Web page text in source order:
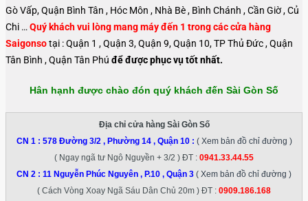
Gò Vấp, Quận Bình Tân , Hóc Môn , Nhà Bè , Bình Chánh , Cần Giờ , Củ
Chi … Quý khách vui lòng mang máy đến 1 trong các cửa hàng
Saigonsotại : Quận 1 , Quận 3, Quận 9, Quận 10, TP Thủ Đức , Quận
Tân Bình , Quận Tân Phú để được phục vụ tốt nhất.
Hân hạnh được chào đón quý khách đến Sài Gòn Số
Địa chỉ cửa hàng Sài Gòn Số
CN 1 : 578 Đường 3/2 , Phường 14 , Quận 10: ( Xem bản đồ chỉ đường )
( Ngay ngã tư Ngô Nguyền + 3/2 ) ĐT : 0941.33.44.55
CN 2 : 11 Nguyễn Phúc Nguyên , P.10 , Quận 3 ( Xem bản đồ chỉ đường )
( Cách Vòng Xoay Ngã Sáu Dân Chủ 20m ) ĐT : 0909.186.168